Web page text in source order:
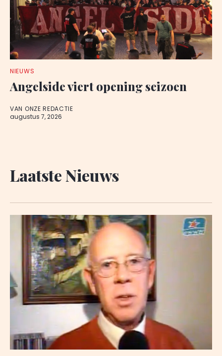
NIEUWS
Angelside viert opening seizoen
VAN ONZE REDACTIE
augustus 7, 2026
Laatste Nieuws